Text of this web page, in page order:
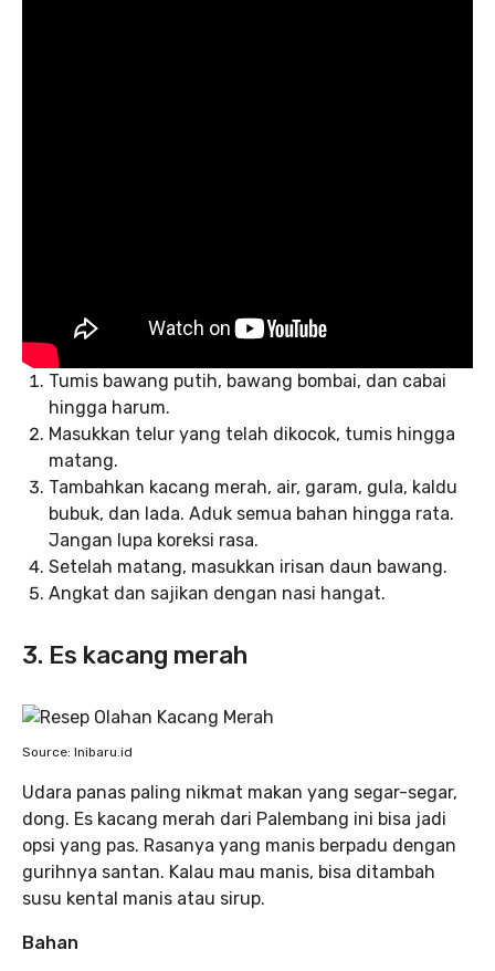
Tumis bawang putih, bawang bombai, dan cabai
hingga harum.
Masukkan telur yang telah dikocok, tumis hingga
matang.
Tambahkan kacang merah, air, garam, gula, kaldu
bubuk, dan lada. Aduk semua bahan hingga rata.
Jangan lupa koreksi rasa.
Setelah matang, masukkan irisan daun bawang.
Angkat dan sajikan dengan nasi hangat.
3. Es kacang merah
Source: Inibaru.id
Udara panas paling nikmat makan yang segar-segar,
dong. Es kacang merah dari Palembang ini bisa jadi
opsi yang pas. Rasanya yang manis berpadu dengan
gurihnya santan. Kalau mau manis, bisa ditambah
susu kental manis atau sirup.
Bahan